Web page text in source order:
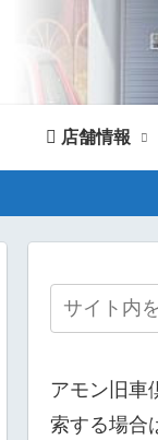
店舗情報
アモン旧車
索する場合